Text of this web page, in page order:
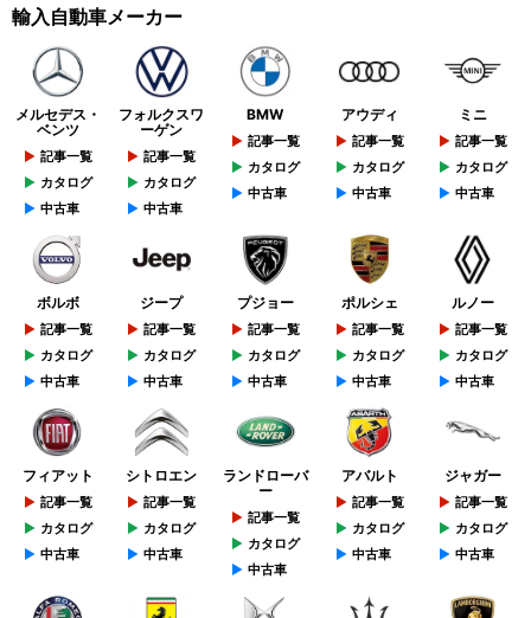
輸入自動車メーカー
メルセデス・
ベンツ
記事一覧
カタログ
中古車
フォルクスワ
ーゲン
記事一覧
カタログ
中古車
BMW
記事一覧
カタログ
中古車
アウディ
記事一覧
カタログ
中古車
ミニ
記事一覧
カタログ
中古車
ボルボ
記事一覧
カタログ
中古車
ジープ
記事一覧
カタログ
中古車
プジョー
記事一覧
カタログ
中古車
ポルシェ
記事一覧
カタログ
中古車
ルノー
記事一覧
カタログ
中古車
フィアット
記事一覧
カタログ
中古車
シトロエン
記事一覧
カタログ
中古車
ランドローバ
ー
記事一覧
カタログ
中古車
アバルト
記事一覧
カタログ
中古車
ジャガー
記事一覧
カタログ
中古車